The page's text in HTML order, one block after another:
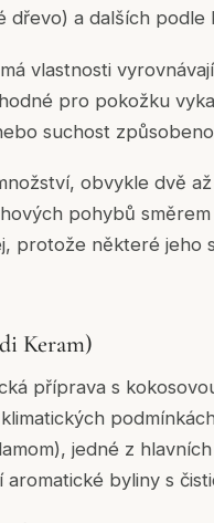
dřevo) a dalších podle
vlastnosti
pro pokožku
suchost
obvykle dvě
pohybů
protože některé jeho
Keram)
příprava s
jedné z
byliny s